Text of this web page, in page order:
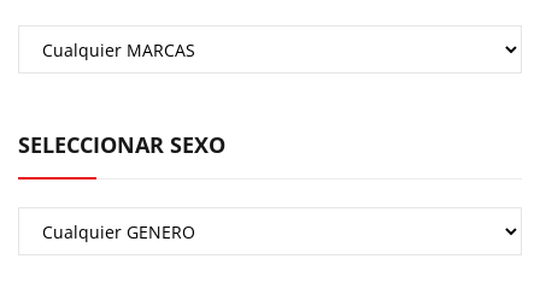
SELECCIONAR SEXO